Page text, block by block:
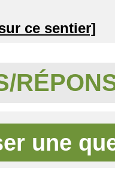
ce sentier]
une